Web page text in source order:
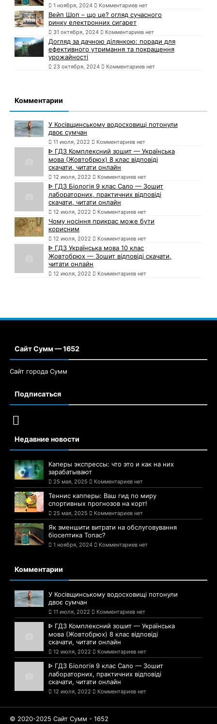
1 ноября, 2024 Комментариев нет
Вейп Шоп – що це? огляд сучасного
ринку електронних сигарет
31 октября, 2024 Комментариев нет
Догляд за дачною ділянкою: поради для
ефективного утримання та покращення
урожайності
23 октября, 2024 Комментариев нет
Комментарии
У Косівщинському водосховищі потонули
двоє сумчан
11 июля, 2022 Комментариев нет
ᐈ ГДЗ Комплексний зошит — Українська
мова (Жовтобрюх) 8 клас відповіді
скачати, читати онлайн
12 июля, 2022 Комментариев нет
ᐈ ГДЗ Біологія 9 клас Сало — Зошит
лабораторних, практичних відповіді
скачати, читати онлайн
12 июля, 2022 Комментариев нет
Чому носіння прикрас може бути
корисним
12 июля, 2022 Комментариев нет
ᐈ ГДЗ Українська мова 10 клас
Жовтобрюх — Зошит відповіді скачати,
читати онлайн
12 июля, 2022 Комментариев нет
Сайт Сумм — 1652
Сайт города Сумм
Подписаться
Недавние новости
Каперы экспрессы: что это и как на них
зарабатывают
25 мая, 2025 Комментариев нет
Теннис капперы: Ваш гид по миру
спортивных прогнозов на корт!
25 мая, 2025 Комментариев нет
Як зменшити витрати на обслуговування
біосептика Топас?
1 ноября, 2024 Комментариев нет
Комментарии
У Косівщинському водосховищі потонули
двоє сумчан
11 июля, 2022 Комментариев нет
ᐈ ГДЗ Комплексний зошит — Українська
мова (Жовтобрюх) 8 клас відповіді
скачати, читати онлайн
12 июля, 2022 Комментариев нет
ᐈ ГДЗ Біологія 9 клас Сало — Зошит
лабораторних, практичних відповіді
скачати, читати онлайн
12 июля, 2022 Комментариев нет
© 2020-2025 Сайт Сумм - 1652